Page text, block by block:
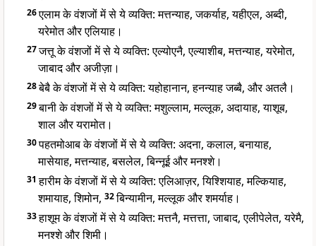
26एलाम के वंशजों में से ये व्यक्ति: मत्तन्याह, जकर्याह, यहीएल, अब्दी,
यरेमोत और एलियाह।
27जत्तू के वंशजों में से ये व्यक्ति: एल्योएनै, एल्याशीब, मत्तन्याह, यरेमोत,
जाबाद और अजीज़ा।
28बेबै के वंशजों में से ये व्यक्ति: यहोहानान, हनन्याह जब्बै, और अतलै।
29बानी के वंशजों में से ये व्यक्ति: मशुल्लाम, मल्लूक, अदायाह, याशूब,
शाल और यरामोत।
30पहतमोआब के वंशजों में से ये व्यक्ति: अदना, कलाल, बनायाह,
मासेयाह, मत्तन्याह, बसलेल, बिन्नूई और मनश्शे।
31हारीम के वंशजों में से ये व्यक्ति: एलिआज़र, यिश्शियाह, मल्कियाह,
शमायाह, शिमोन, 32बिन्यामीन, मल्लूक और शमर्याह।
33हाशूम के वंशजों में से ये व्यक्ति: मत्तनै, मत्तत्ता, जाबाद, एलीपेलेत, यरेमै,
मनश्शे और शिमी।